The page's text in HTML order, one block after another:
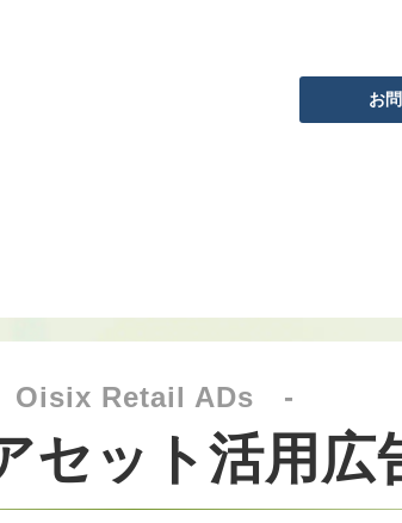
お
Oisix Retail ADs　-
セット活用​広